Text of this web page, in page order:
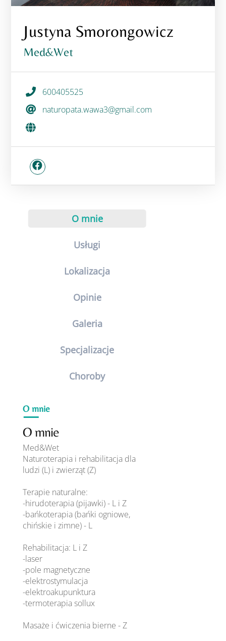
Justyna Smorongowicz
Med&Wet
600405525
naturopata.wawa3@gmail.com
O mnie
Usługi
Lokalizacja
Opinie
Galeria
Specjalizacje
Choroby
O mnie
O mnie
Med&Wet
Naturoterapia i rehabilitacja dla
ludzi (L) i zwierząt (Z)
Terapie naturalne:
-hirudoterapia (pijawki) - L i Z
-bańkoterapia (bańki ogniowe,
chińskie i zimne) - L
Rehabilitacja: L i Z
-laser
-pole magnetyczne
-elektrostymulacja
-elektroakupunktura
-termoterapia sollux
Masaże i ćwiczenia bierne - Z